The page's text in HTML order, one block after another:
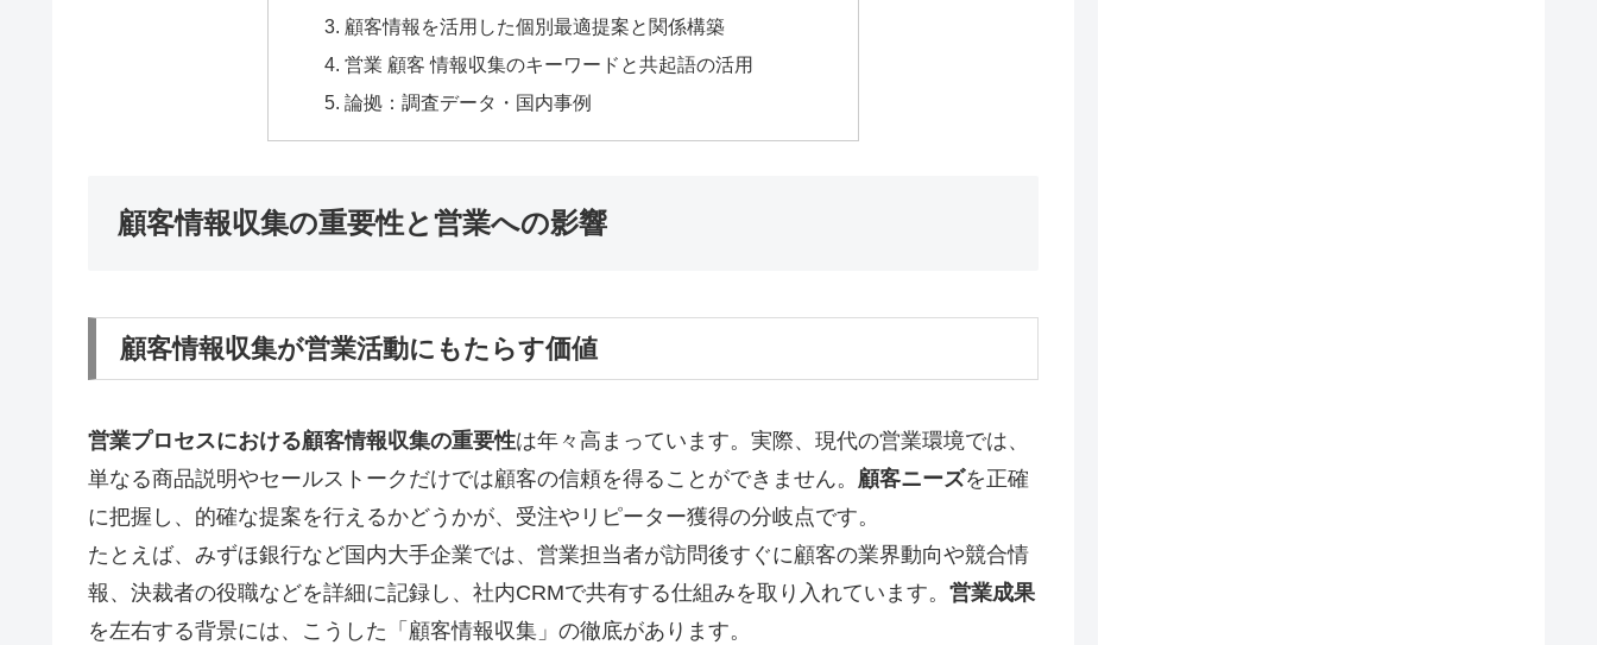
顧客情報を活用した個別最適提案と関係構築
営業 顧客 情報収集のキーワードと共起語の活用
論拠：調査データ・国内事例
顧客情報収集の重要性と営業への影響
顧客情報収集が営業活動にもたらす価値
営業プロセスにおける顧客情報収集の重要性は年々高まっています。実際、現代の営業環境では、
単なる商品説明やセールストークだけでは顧客の信頼を得ることができません。 顧客ニーズを正確
に把握し、的確な提案を行えるかどうかが、受注やリピーター獲得の分岐点です。
たとえば、みずほ銀行など国内大手企業では、営業担当者が訪問後すぐに顧客の業界動向や競合情
報、決裁者の役職などを詳細に記録し、社内CRMで共有する仕組みを取り入れています。 営業成果
を左右する背景には、こうした「顧客情報収集」の徹底があります。